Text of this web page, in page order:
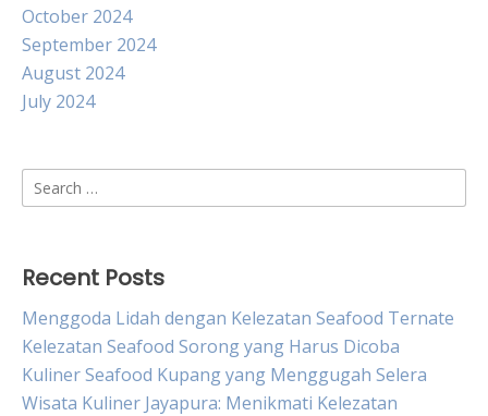
October 2024
September 2024
August 2024
July 2024
Search
for:
Recent Posts
Menggoda Lidah dengan Kelezatan Seafood Ternate
Kelezatan Seafood Sorong yang Harus Dicoba
Kuliner Seafood Kupang yang Menggugah Selera
Wisata Kuliner Jayapura: Menikmati Kelezatan